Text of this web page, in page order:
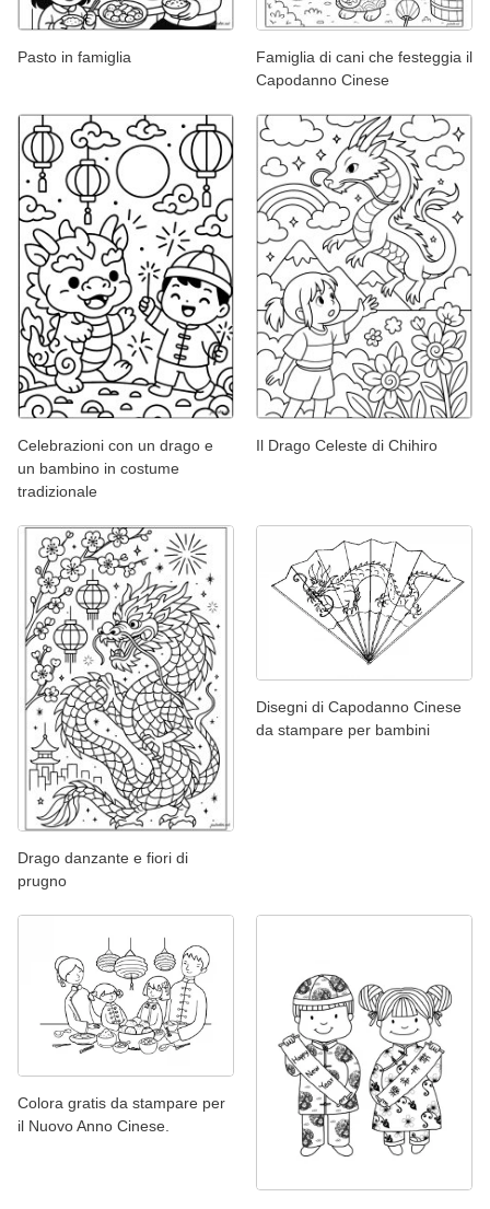
Pasto in famiglia
Famiglia di cani che festeggia il
Capodanno Cinese
Celebrazioni con un drago e
un bambino in costume
tradizionale
Il Drago Celeste di Chihiro
Drago danzante e fiori di
prugno
Disegni di Capodanno Cinese
da stampare per bambini
Colora gratis da stampare per
il Nuovo Anno Cinese.